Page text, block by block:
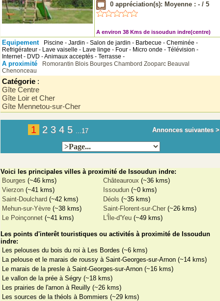
0 appréciation(s): Moyenne : - / 5
A environ 38 Kms de issoudun indre(centre)
Equipement
Piscine - Jardin - Salon de jardin - Barbecue - Cheminée -
Refrigérateur - Lave vaiselle - Lave linge - Four - Micro onde - Télévision -
Internet - DVD - Animaux acceptés - Terrasse -
A proximité Romorantin Blois Bourges Chambord Zooparc Beauval
Chenonceau
Catégorie :
Gîte Centre
Gîte Loir et Cher
Gîte Mennetou-sur-Cher
1 2 3 4 5 ...17 Annonces suivantes >
Voici les principales villes à proximité de Issoudun indre:
Bourges (~46 kms) Châteauroux (~36 kms)
Vierzon (~41 kms) Issoudun (~0 kms)
Saint-Doulchard (~42 kms) Déols (~35 kms)
Mehun-sur-Yèvre (~38 kms) Saint-Florent-sur-Cher (~26 kms)
Le Poinçonnet (~41 kms) L'Île-d'Yeu (~49 kms)
Les points d'interêt touristiques ou activités à proximité de Issoudun
indre:
Les pelouses du bois du roi à Les Bordes (~6 kms)
La pelouse et le marais de roussy à Saint-Georges-sur-Arnon (~14 kms)
Le marais de la presle à Saint-Georges-sur-Arnon (~16 kms)
Le vallon de la prée à Ségry (~18 kms)
Les prairies de l'arnon à Reuilly (~26 kms)
Les sources de la théols à Bommiers (~29 kms)